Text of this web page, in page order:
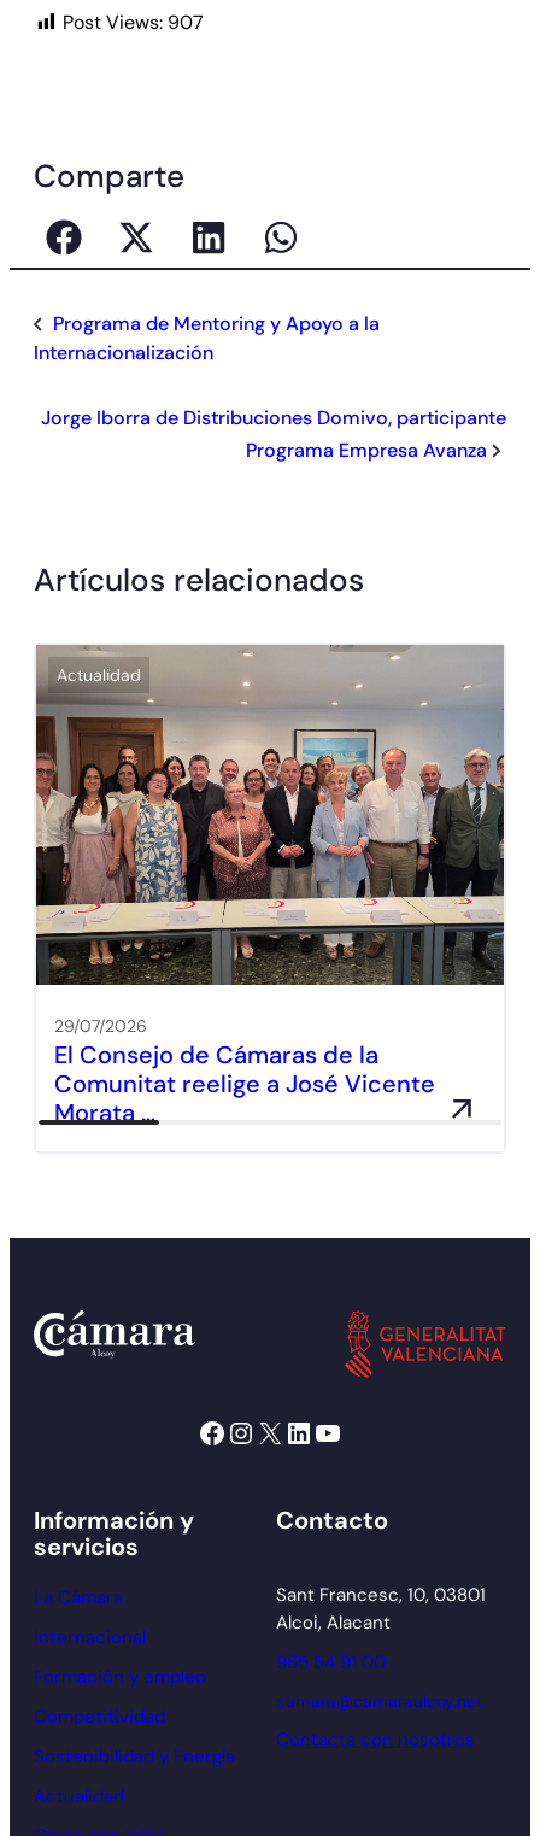
Post Views: 907
Comparte
Programa de Mentoring y Apoyo a la
Internacionalización
Jorge Iborra de Distribuciones Domivo, participante
Programa Empresa Avanza
Artículos relacionados
Actualidad
29/07/2026
El Consejo de Cámaras de la
Comunitat reelige a José Vicente
Morata …
Facebook Instagram X LinkedIn YouTube
Información y
servicios
La Cámara
Internacional
Formación y empleo
Competitividad
Sostenibilidad y Energía
Actualidad
Contacto
Sant Francesc, 10, 03801
Alcoi, Alacant
965 54 91 00
camara@camaraalcoy.net
Contacta con nosotros